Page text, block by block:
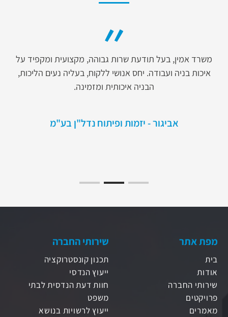
משרד אמין, בעל תודעת שרות גבוהה, מקצועית ומקפיד על
איכות בניה ועבודה. יחס אנושי ללקוח, בעליה נעים הליכות,
הבניה איכותית ומזמינה.
אביגור - יזמות ופיתוח נדל"ן בע"מ
מפת אתר
בית
אודות
שירותי החברה
פרויקטים
מאמרים
שירותי החברה
תכנון קונסטרוקציה
ייעוץ הנדסי
חוות דעת הנדסית לבתי
משפט
ייעוץ לרשויות בנושא